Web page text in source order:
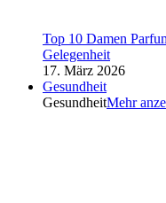
Top 10 Damen
Gelegenheit
17. März 2026
Gesundheit
GesundheitMehr